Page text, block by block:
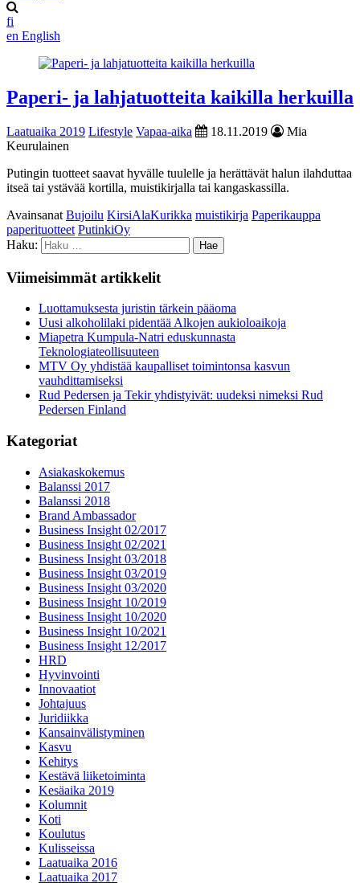
fi
en English
Paperi- ja lahjatuotteita kaikilla herkuilla
Laatuaika 2019 Lifestyle Vapaa-aika 18.11.2019
Mia
Keurulainen
Putingin tuotteet saavat hyvälle tuulelle ja herättävät halun ilahduttaa
itseä tai ystävää kortilla, muistikirjalla tai kangaskassilla.
Avainsanat Bujoilu KirsiAlaKurikka muistikirja Paperikauppa
paperituotteet PutinkiOy
Haku:
Viimeisimmät artikkelit
Luottamuksesta juristin tärkein pääoma
Uusi alkoholilaki pidentää Alkojen aukioloaikoja
Miapetra Kumpula-Natri eduskunnasta
Teknologiateollisuuteen
MTV Oy yhdistää kaupalliset toimintonsa kasvun
vauhdittamiseksi
Rud Pedersen ja Tekir yhdistyivät: uudeksi nimeksi Rud
Pedersen Finland
Kategoriat
Asiakaskokemus
Balanssi 2017
Balanssi 2018
Brand Ambassador
Business Insight 02/2017
Business Insight 02/2021
Business Insight 03/2018
Business Insight 03/2019
Business Insight 03/2020
Business Insight 10/2019
Business Insight 10/2020
Business Insight 10/2021
Business Insight 12/2017
HRD
Hyvinvointi
Innovaatiot
Johtajuus
Juridiikka
Kansainvälistyminen
Kasvu
Kehitys
Kestävä liiketoiminta
Kesäaika 2019
Kolumnit
Koti
Koulutus
Kulisseissa
Laatuaika 2016
Laatuaika 2017